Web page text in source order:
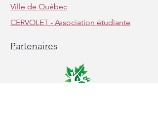
Ville de Québec
CERVOLET - Association étudiante
Partenaires